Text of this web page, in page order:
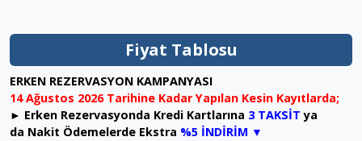
Fiyat Tablosu
ERKEN REZERVASYON KAMPANYASI
14 Ağustos 2026 Tarihine Kadar Yapılan Kesin Kayıtlarda;
► Erken Rezervasyonda Kredi Kartlarına 3TAKSİT ya
da Nakit Ödemelerde Ekstra %5 İNDİRİM ▼